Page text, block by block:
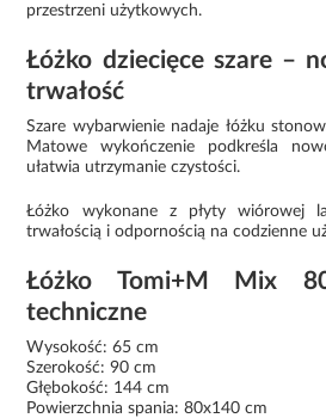
przestrzeni użytkowych.
Łóżko dziecięce szare –
trwałość
Szare wybarwienie nadaje łóżku
Matowe wykończenie podkreśla
ułatwia utrzymanie czystości.
Łóżko wykonane z płyty wiórowej
trwałością i odpornością na codzienne
Łóżko Tomi+M Mix
techniczne
Wysokość: 65 cm
Szerokość: 90 cm
Głębokość: 144 cm
Powierzchnia spania: 80x140 cm